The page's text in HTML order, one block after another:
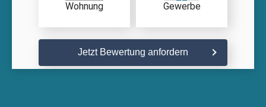
Wohnung Gewerbe
Jetzt Bewertung anfordern